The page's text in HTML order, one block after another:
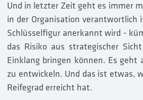
Und in letzter Zeit geht es immer
in der Organisation verantwortlich
Schlüsselfigur anerkannt wird -
das Risiko aus strategischer
Einklang bringen können. Es geht
zu entwickeln. Und das ist etwas,
Reifegrad erreicht hat.